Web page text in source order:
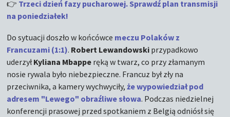
👉 Trzeci dzień fazy pucharowej. Sprawdź plan transmisji
na poniedziałek!
Do sytuacji doszło w końcówce meczu Polaków z
Francuzami (1:1). Robert Lewandowski przypadkowo
uderzyłKyliana Mbappe ręką w twarz, co przy złamanym
nosie rywala było niebezpieczne. Francuz był zły na
przeciwnika, a kamery wychwyciły,że wypowiedział pod
adresem "Lewego" obraźliwe słowa. Podczas niedzielnej
konferencji prasowej przed spotkaniem z Belgią odniósł się